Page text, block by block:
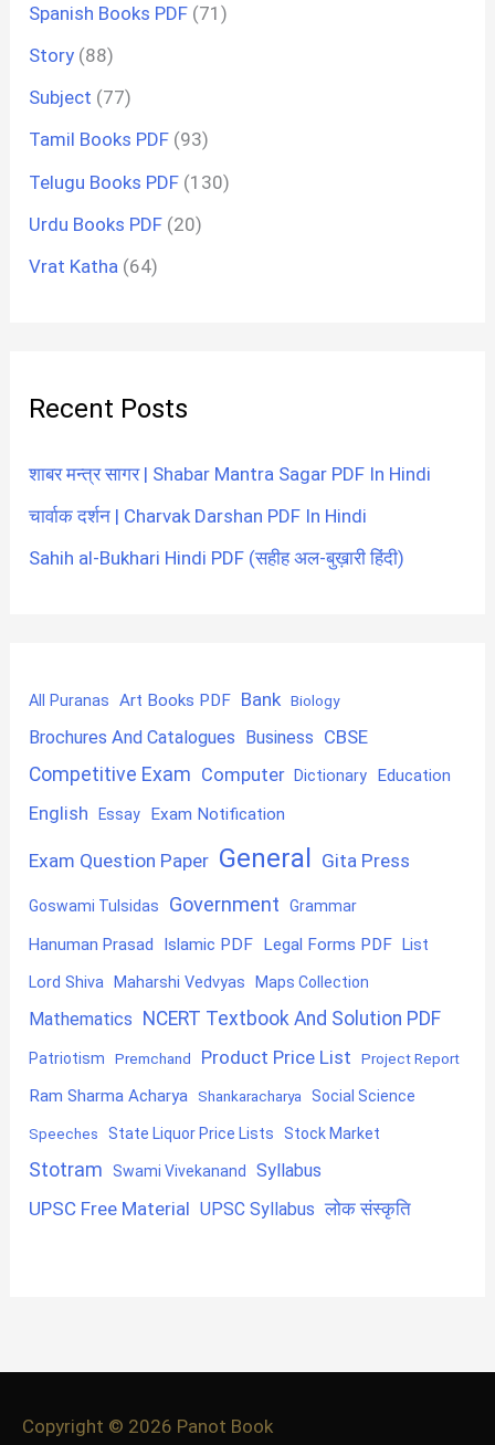
Spanish Books PDF (71)
Story (88)
Subject (77)
Tamil Books PDF (93)
Telugu Books PDF (130)
Urdu Books PDF (20)
Vrat Katha (64)
Recent Posts
शाबर मन्त्र सागर | Shabar Mantra Sagar PDF In Hindi
चार्वाक दर्शन | Charvak Darshan PDF In Hindi
Sahih al-Bukhari Hindi PDF (सहीह अल-बुख़ारी हिंदी)
All Puranas Art Books PDF Bank Biology
Brochures And Catalogues Business CBSE
Competitive Exam Computer Dictionary Education
English Essay Exam Notification
Exam Question Paper General Gita Press
Goswami Tulsidas Government Grammar
Hanuman Prasad Islamic PDF Legal Forms PDF List
Lord Shiva Maharshi Vedvyas Maps Collection
Mathematics NCERT Textbook And Solution PDF
Patriotism Premchand Product Price List Project Report
Ram Sharma Acharya Shankaracharya Social Science
Speeches State Liquor Price Lists Stock Market
Stotram Swami Vivekanand Syllabus
UPSC Free Material UPSC Syllabus लोक संस्कृति
Copyright © 2026 Panot Book